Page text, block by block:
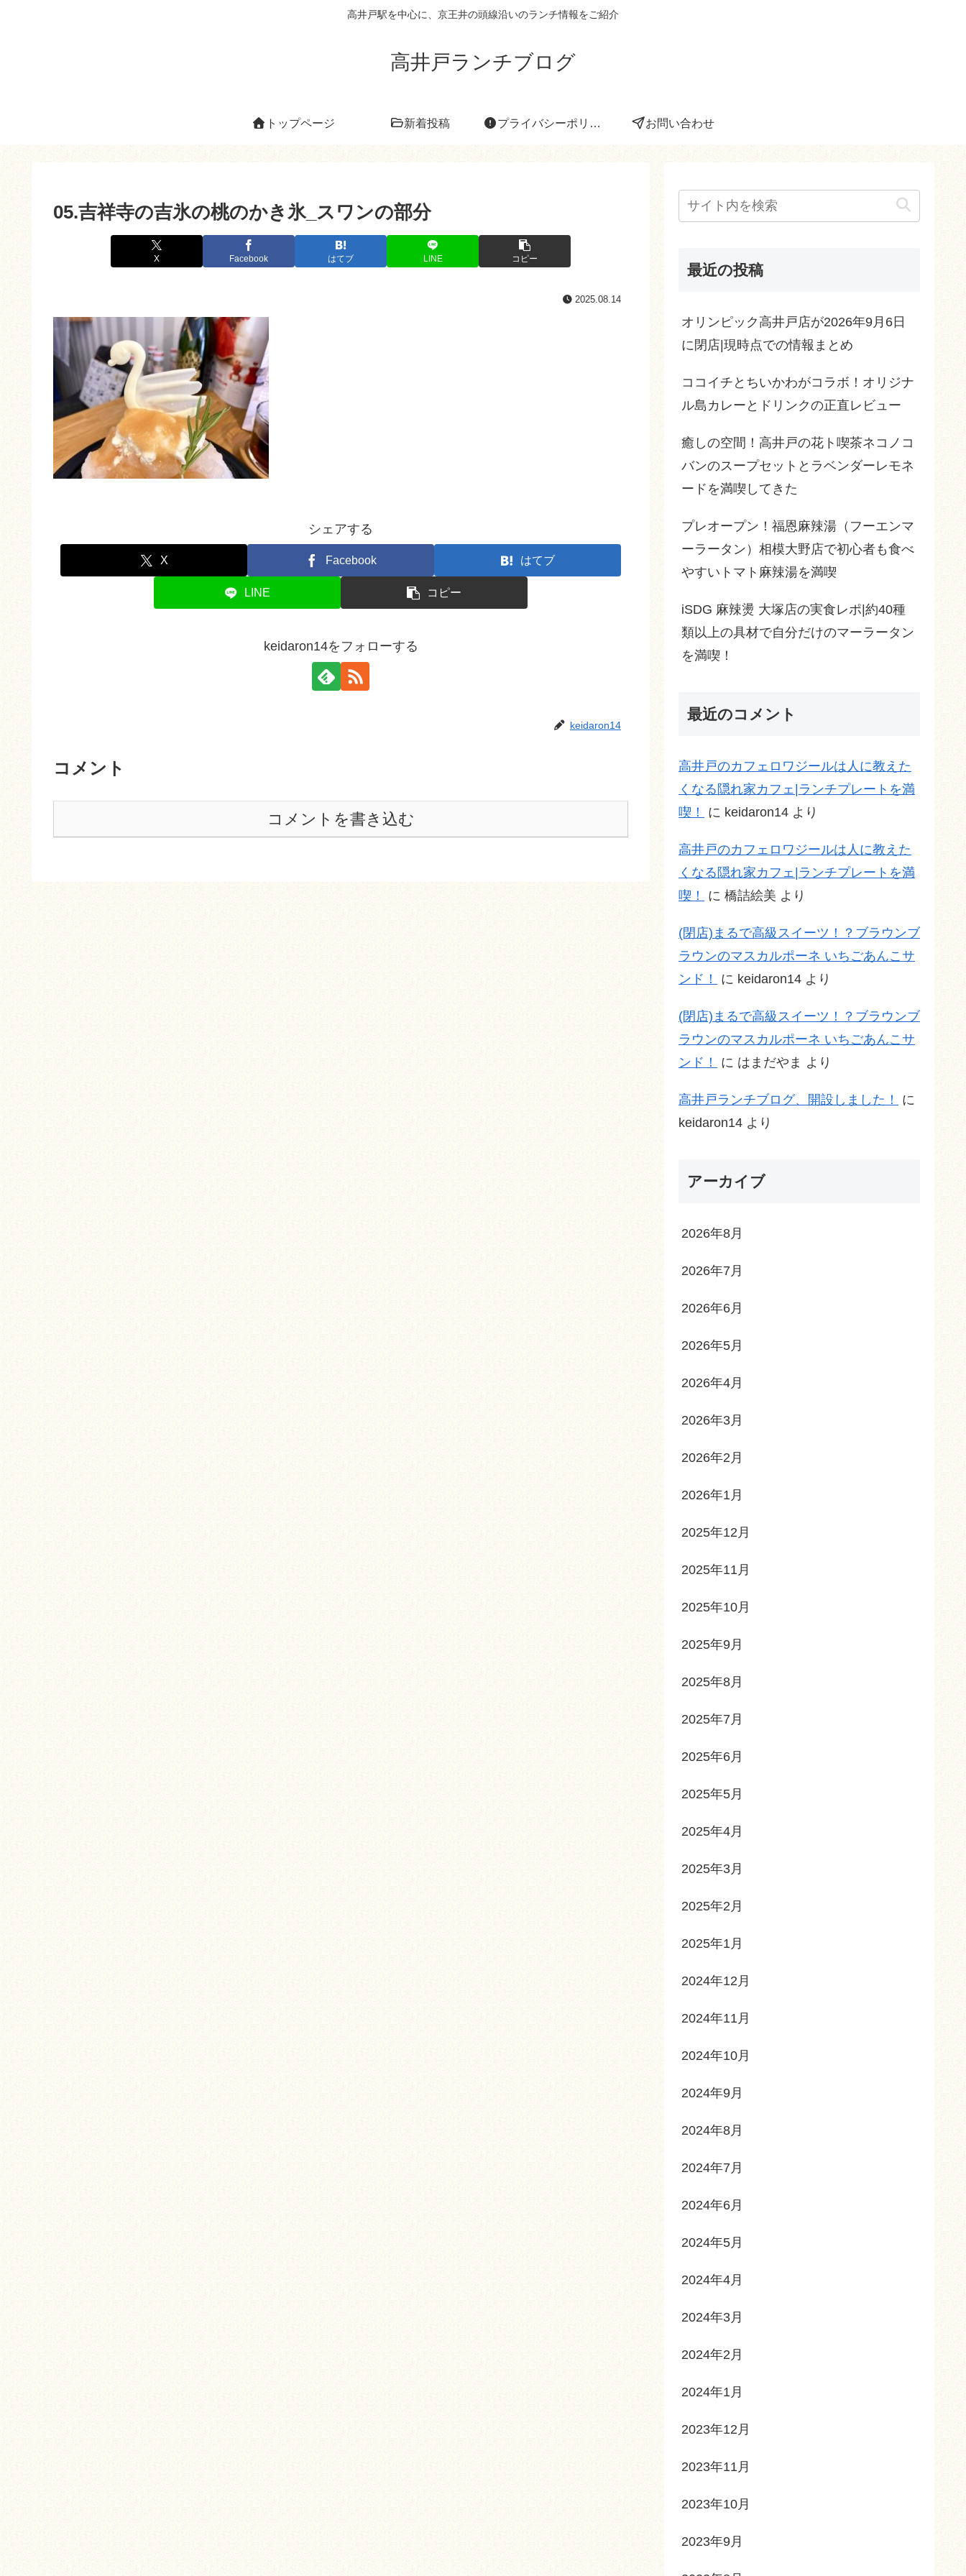
高井戸駅を中心に、京王井の頭線沿いのランチ情報をご紹介
高井戸ランチブログ
トップページ 新着投稿 プライバシーポリシー お問い合わせ
05.吉祥寺の吉氷の桃のかき氷_スワンの部分
X Facebook はてブ LINE コピー
2025.08.14
シェアする
X Facebook はてブ
LINE コピー
keidaron14をフォローする
keidaron14
コメント
コメントを書き込む
最近の投稿
オリンピック高井戸店が2026年9月6日
に閉店|現時点での情報まとめ
ココイチとちいかわがコラボ！オリジナ
ル島カレーとドリンクの正直レビュー
癒しの空間！高井戸の花ト喫茶ネコノコ
バンのスープセットとラベンダーレモネ
ードを満喫してきた
プレオープン！福恩麻辣湯（フーエンマ
ーラータン）相模大野店で初心者も食べ
やすいトマト麻辣湯を満喫
iSDG 麻辣燙 大塚店の実食レポ|約40種
類以上の具材で自分だけのマーラータン
を満喫！
最近のコメント
高井戸のカフェロワジールは人に教えた
くなる隠れ家カフェ|ランチプレートを満
喫！
に keidaron14 より
高井戸のカフェロワジールは人に教えた
くなる隠れ家カフェ|ランチプレートを満
喫！
に 橋詰絵美 より
(閉店)まるで高級スイーツ！？ブラウンブ
ラウンのマスカルポーネ いちごあんこサ
ンド！
に keidaron14 より
(閉店)まるで高級スイーツ！？ブラウンブ
ラウンのマスカルポーネ いちごあんこサ
ンド！
に はまだやま より
高井戸ランチブログ、開設しました！
に
keidaron14 より
アーカイブ
2026年8月
2026年7月
2026年6月
2026年5月
2026年4月
2026年3月
2026年2月
2026年1月
2025年12月
2025年11月
2025年10月
2025年9月
2025年8月
2025年7月
2025年6月
2025年5月
2025年4月
2025年3月
2025年2月
2025年1月
2024年12月
2024年11月
2024年10月
2024年9月
2024年8月
2024年7月
2024年6月
2024年5月
2024年4月
2024年3月
2024年2月
2024年1月
2023年12月
2023年11月
2023年10月
2023年9月